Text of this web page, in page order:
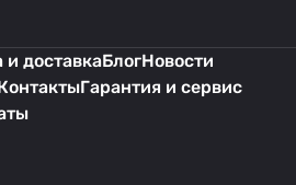
и доставкаБлогНовости
Гарантия и сервис